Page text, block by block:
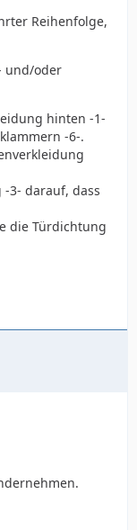
Reihenfolge,
und/oder
hinten -1-
-6-.
3- darauf, dass
die Türdichtung